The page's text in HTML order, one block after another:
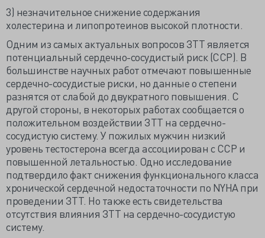
3) незначительное снижение содержания
холестерина и липопротеинов высокой плотности.
Одним из самых актуальных вопросов ЗТТ является
потенциальный сердечно-сосудистый риск (ССР). В
большинстве научных работ отмечают повышенные
сердечно-сосудистые риски, но данные о степени
разнятся от слабой до двукратного повышения. С
другой стороны, в некоторых работах сообщается о
положительном воздействии ЗТТ на сердечно-
сосудистую систему. У пожилых мужчин низкий
уровень тестостерона всегда ассоциирован с ССР и
повышенной летальностью. Одно исследование
подтвердило факт снижения функционального класса
хронической сердечной недостаточности по NYHA при
проведении ЗТТ. Но также есть свидетельства
отсутствия влияния ЗТТ на сердечно-сосудистую
систему.